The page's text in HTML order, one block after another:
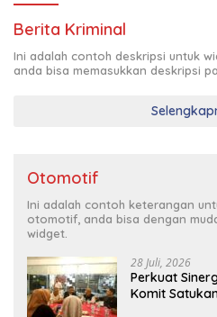
Berita Kriminal
Ini adalah contoh deskripsi untuk
anda bisa memasukkan deskripsi
Otomotif
Ini adalah contoh keterangan
otomotif, anda bisa dengan
widget.
28 Juli, 2026
Perkuat
Komit